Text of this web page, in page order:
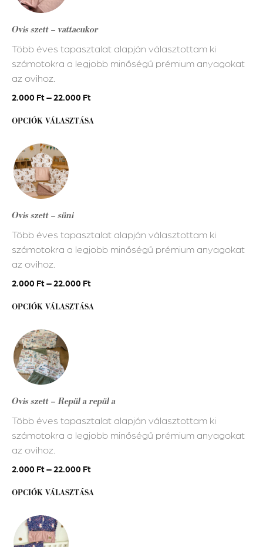
Ovis szett – vattacukor
Több éves tapasztalat alapján választottam ki
számotokra a legjobb minőségű prémium anyagokat
az ovihoz.
2.000 Ft–22.000 Ft
OPCIÓK VÁLASZTÁSA
több
van.
A
változatok
a
termékoldalon
ki
Ovis szett – süni
Több éves tapasztalat alapján választottam ki
számotokra a legjobb minőségű prémium anyagokat
az ovihoz.
2.000 Ft–22.000 Ft
OPCIÓK VÁLASZTÁSA
Ennek
a
terméknek
több
van.
A
változatok
a
termékoldalon
ki
Ovis szett – Repül a repül a
Több éves tapasztalat alapján választottam ki
számotokra a legjobb minőségű prémium anyagokat
az ovihoz.
2.000 Ft–22.000 Ft
OPCIÓK VÁLASZTÁSA
Ennek
a
terméknek
több
van.
A
változatok
a
termékoldalon
ki
Ennek
a